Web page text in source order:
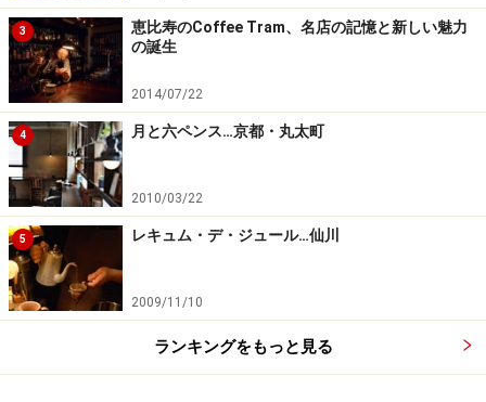
3
恵比寿のCoffee Tram、名店の記憶と新しい魅力
の誕生
2014/07/22
4 月と六ペンス…京都・丸太町
2010/03/22
5 レキュム・デ・ジュール…仙川
2009/11/10
ランキングをもっと見る